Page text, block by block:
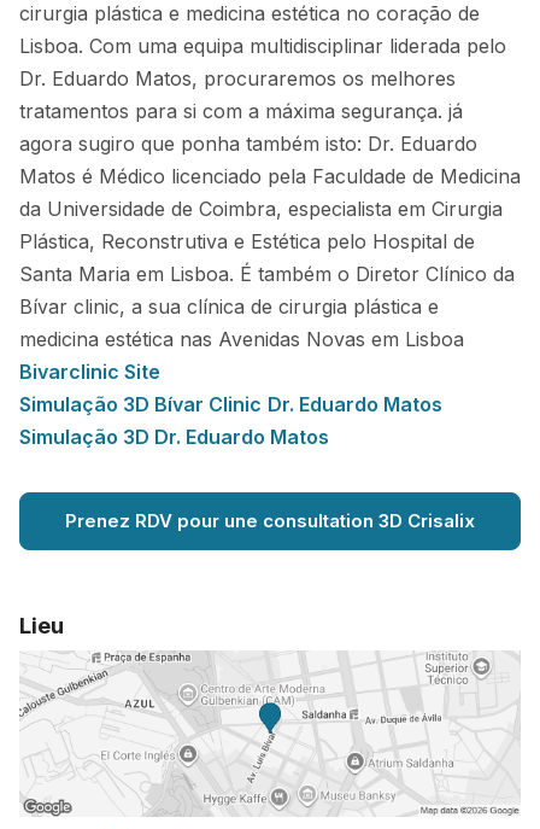
cirurgia plástica e medicina estética no coração de
Lisboa. Com uma equipa multidisciplinar liderada pelo
Dr. Eduardo Matos, procuraremos os melhores
tratamentos para si com a máxima segurança. já
agora sugiro que ponha também isto: Dr. Eduardo
Matos é Médico licenciado pela Faculdade de Medicina
da Universidade de Coimbra, especialista em Cirurgia
Plástica, Reconstrutiva e Estética pelo Hospital de
Santa Maria em Lisboa. É também o Diretor Clínico da
Bívar clinic, a sua clínica de cirurgia plástica e
medicina estética nas Avenidas Novas em Lisboa
Bivarclinic Site
Simulação 3D Bívar Clinic Dr. Eduardo Matos
Simulação 3D Dr. Eduardo Matos
Prenez RDV pour une consultation 3D Crisalix
Lieu